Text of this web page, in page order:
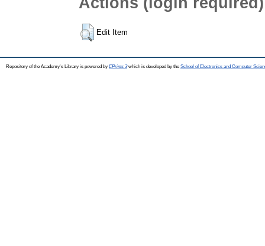
Edit Item
Repository of the Academy's Library is powered by EPrints 3which is developed by the School of Electronics and Computer